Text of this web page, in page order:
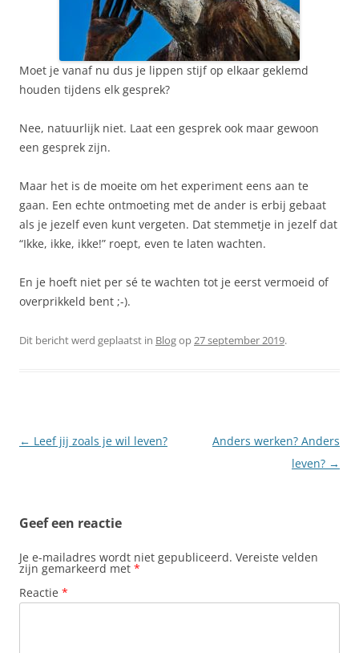
Moet je vanaf nu dus je lippen stijf op elkaar geklemd
houden tijdens elk gesprek?
Nee, natuurlijk niet. Laat een gesprek ook maar gewoon
een gesprek zijn.
Maar het is de moeite om het experiment eens aan te
gaan. Een echte ontmoeting met de ander is erbij gebaat
als je jezelf even kunt vergeten. Dat stemmetje in jezelf dat
“Ikke, ikke, ikke!” roept, even te laten wachten.
En je hoeft niet per sé te wachten tot je eerst vermoeid of
overprikkeld bent ;-).
Dit bericht werd geplaatst in Blogop27 september 2019.
Berichtnavigatie
← Leef jij zoals je wil leven?
Anders werken? Anders
leven? →
Geef een reactie
Je e-mailadres wordt niet gepubliceerd. Vereiste velden
zijn gemarkeerd met *
Reactie *